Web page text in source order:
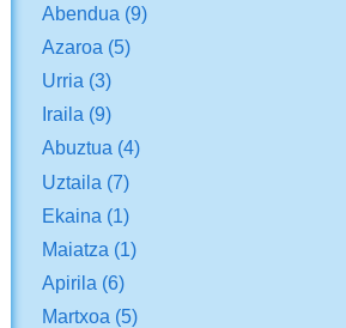
Abendua (9)
Azaroa (5)
Urria (3)
Iraila (9)
Abuztua (4)
Uztaila (7)
Ekaina (1)
Maiatza (1)
Apirila (6)
Martxoa (5)